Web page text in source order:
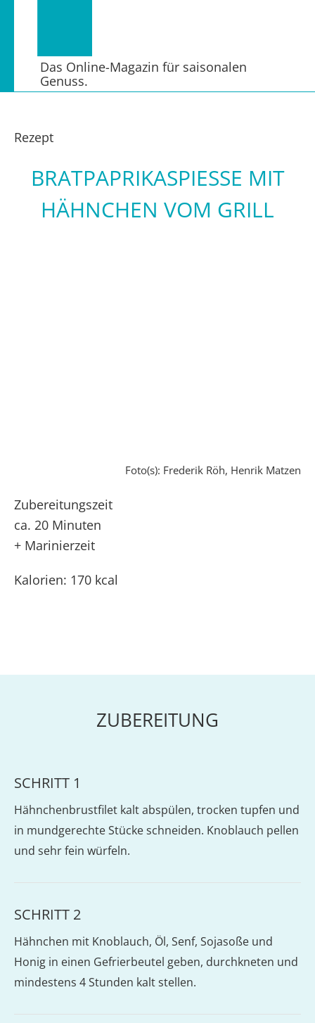
Das Online-Magazin für saisonalen
Genuss.
Rezept
BRATPAPRIKASPIESSE MIT H
ÄHNCHEN VOM GRILL
Foto(s): Frederik Röh, Henrik Matzen
Zubereitungszeit
ca. 20 Minuten
+ Marinierzeit
Kalorien: 170 kcal
ZUBEREITUNG
SCHRITT 1
Hähnchenbrustfilet kalt abspülen, trocken tupfen und
in mundgerechte Stücke schneiden. Knoblauch pellen
und sehr fein würfeln.
SCHRITT 2
Hähnchen mit Knoblauch, Öl, Senf, Sojasoße und
Honig in einen Gefrierbeutel geben, durchkneten und
mindestens 4 Stunden kalt stellen.